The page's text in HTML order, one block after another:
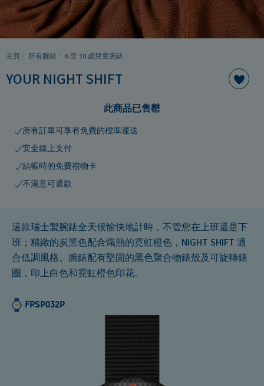
主頁 所有腕錶 6 至 10 歲兒童腕錶
YOUR NIGHT SHIFT
此商品已售罄
所有訂單可享有免費的標準運送
安全線上支付
結帳時的免費禮物卡
不滿意可退款
這款瑞士製腕錶全天候愉快地計時，不管您在上班還是下
班；精緻的炭黑色配合熾熱的霓虹橙色，NIGHT SHIFT 適
合低調風格。腕錶配有堅固的黑色聚合物錶殼及可旋轉錶
圈，印上白色和霓虹橙色印花。
FPSP032P